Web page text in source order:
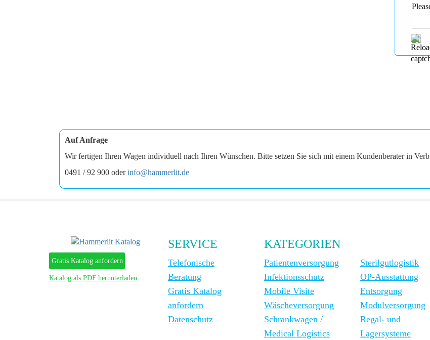
Auf Anfrage
Wir fertigen Ihren Wagen individuell nach Ihren Wünschen. Bitte setzen Sie sich mit einem Kundenberater in
0491 / 92 900 oderinfo@hammerlit.de
Gratis Katalog anfordern
Katalog als PDF herunterladen
SERVICE
Telefonische
Beratung
Gratis Katalog
anfordern
Datenschutz
KATEGORIEN
Patientenversorgung
Infektionsschutz
Mobile Visite
Wäscheversorgung
Schrankwagen /
Medical Logistics
Sterilgutlogistik
OP-Ausstattung
Entsorgung
Modulversorgung
Regal- und
Lagersysteme